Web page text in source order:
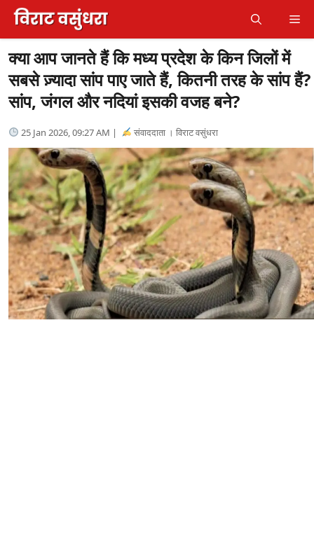
Skip
content
क्या आप जानते हैं कि मध्य प्रदेश के किन जिलों में
सबसे ज़्यादा सांप पाए जाते हैं, कितनी तरह के सांप हैं?
सांप, जंगल और नदियां इसकी वजह बने?
25 Jan 2026, 09:27 AM | संवाददाता । विराट वसुंधरा